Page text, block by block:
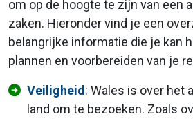
om op de hoogte te zijn van een
zaken. Hieronder vind je een
belangrijke informatie die je kan
plannen en voorbereiden van je
Veiligheid: Wales is over het
land om te bezoeken. Zoals